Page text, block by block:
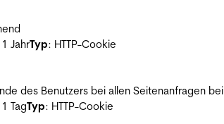
JahrTyp: HTTP-Cookie
des Benutzers bei allen Seitenanfragen
TagTyp: HTTP-Cookie